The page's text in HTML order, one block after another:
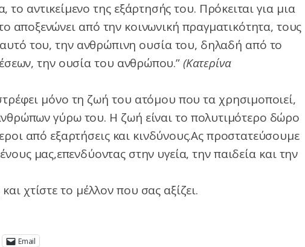
αντικείμενο της εξάρτησής του. Πρόκειται για μια
αποξενώνει από την κοινωνική πραγματικότητα, τους
του, την ανθρώπινη ουσία του, δηλαδή από το
την ουσία του ανθρώπου.”(Κατερίνα
μόνο τη ζωή του ατόμου που τα χρησιμοποιεί,
γύρω του. Η ζωή είναι το πολυτιμότερο δώρο
από εξαρτήσεις και κινδύνους.Ας προστατεύσουμε
μας,επενδύοντας στην υγεία, την παιδεία και την
χτίστε το μέλλον που σας αξίζει.
Email